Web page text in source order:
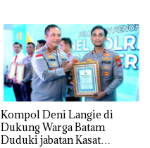
Kompol Deni Langie di
Dukung Warga Batam
Duduki jabatan Kasat